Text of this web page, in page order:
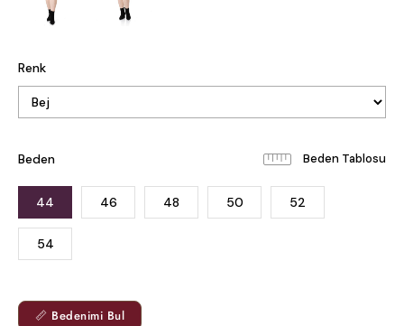
Renk
Beden Beden Tablosu
44 46 48 50 52
54
📏 Bedenimi Bul